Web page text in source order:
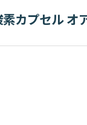
素カプセル オ